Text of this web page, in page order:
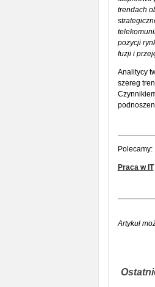
trendach
pozycji
fuzji i
Analitycy
szereg
Polecamy:
Praca w IT|
Artykuł